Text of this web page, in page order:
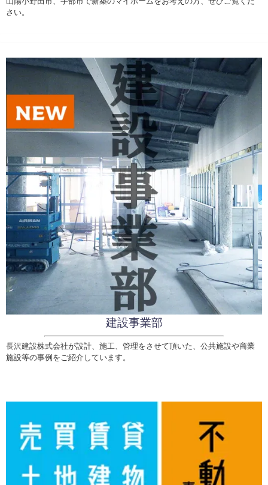
さい。
建設事業部
長沢建設株式会社が設計、施工、管理をさせて頂いた、公共施設や商業
施設等の事例をご紹介しています。